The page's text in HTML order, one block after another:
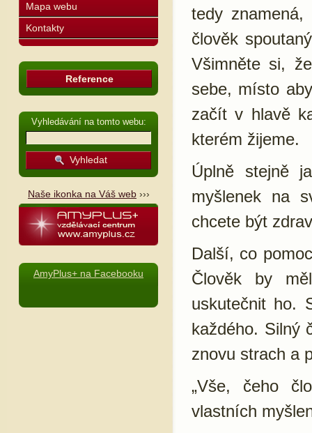
Mapa webu
Kontakty
Reference
Vyhledávání na tomto webu:
Naše ikonka na Váš web ›››
AmyPlus+ na Facebooku
tedy
člověk
Všimněte si,
sebe, místo
začít v hlavě
kterém žijeme.
Úplně stejně
myšlenek na
chcete být
Další, co
Člověk by
uskutečnit ho.
každého. Silný
znovu strach a
„Vše, čeho
vlastních